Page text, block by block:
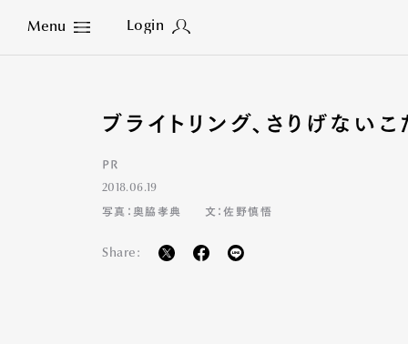
Menu Login
Close
ブライトリング、さりげない
PR
2018.06.19
写真：奥脇孝典 文：佐野慎悟
Share: